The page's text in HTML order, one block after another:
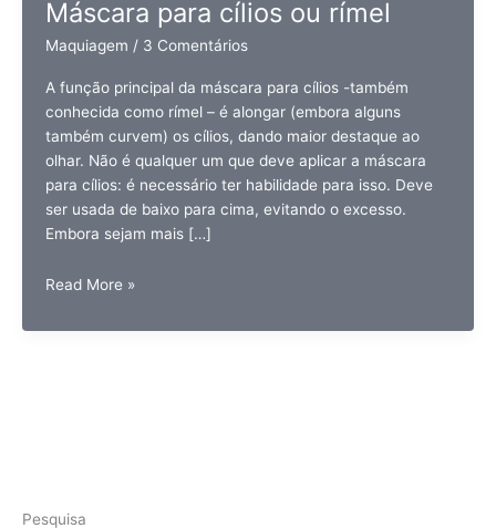
Pesquisa
Máscara para cílios ou rímel
Maquiagem / 3 Comentários
A função principal da máscara para cílios -também
conhecida como rímel – é alongar (embora alguns
também curvem) os cílios, dando maior destaque ao
olhar. Não é qualquer um que deve aplicar a máscara
para cílios: é necessário ter habilidade para isso. Deve
ser usada de baixo para cima, evitando o excesso.
Embora sejam mais […]
Máscara
cílios
Read More »